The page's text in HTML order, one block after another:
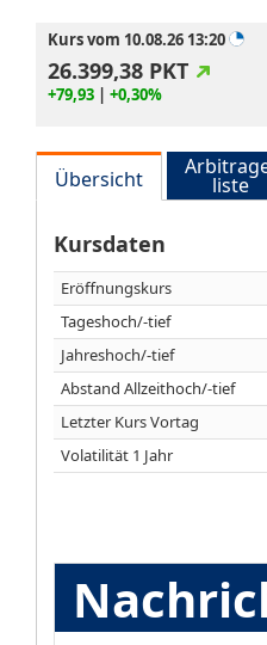
Kurs vom 10.08.26 13:20
26.399,38 PKT
+79,93 | +0,30%
Übersicht liste
Kursdaten
Eröffnungskurs
Tageshoch/-tief
Jahreshoch/-tief
Abstand Allzeithoch/-tief
Letzter Kurs Vortag
Volatilität 1 Jahr